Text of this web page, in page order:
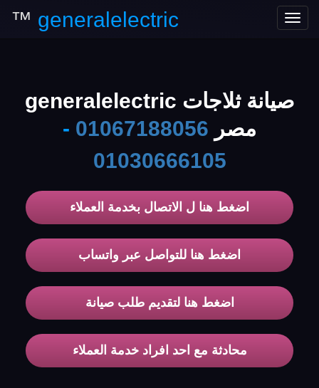
Toggle
generalelectric
™
صيانة ثلاجات generalelectric
مصر 01067188056
-
01030666105
اضغط هنا ل الاتصال بخدمة العملاء
اضغط هنا للتواصل عبر واتساب
اضغط هنا لتقديم طلب صيانة
محادثة مع احد افراد خدمة العملاء